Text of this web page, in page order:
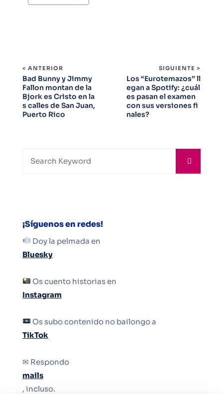
< ANTERIOR
Bad Bunny y Jimmy
Fallon montan de la
Bjork es Cristo en la
s calles de San Juan,
Puerto Rico
SIGUIENTE >
Los “Eurotemazos” ll
egan a Spotify: ¿cuál
es pasan el examen
con sus versiones fi
nales?
¡Síguenos en redes!
Doy la pelmada en
Bluesky
Os cuento historias en
Instagram
Os subo contenido no bailongo a
TikTok
✉ Respondo
mails
, incluso.